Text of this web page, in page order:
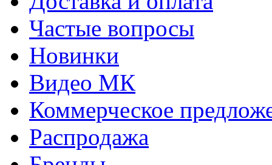
Частые вопросы
Новинки
Видео МК
Коммерческое
Распродажа